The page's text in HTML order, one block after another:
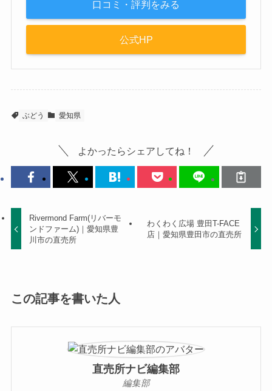
口コミ・評判をみる
公式HP
ぶどう 愛知県
よかったらシェアしてね！
Rivermond Farm(リバーモ
ンドファーム)｜愛知県豊
川市の直売所
わくわく広場 豊田T-FACE
店｜愛知県豊田市の直売所
この記事を書いた人
直売所ナビ編集部
編集部